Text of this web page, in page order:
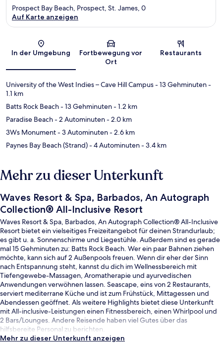
Karte
Prospect Bay Beach, Prospect, St. James, 0
Auf Karte anzeigen
In der Umgebung
Fortbewegung vor
Ort
Restaurants
University of the West Indies – Cave Hill Campus- 13 Gehminuten-
1.1 km
Batts Rock Beach- 13 Gehminuten- 1.2 km
Paradise Beach- 2 Autominuten- 2.0 km
3Ws Monument- 3 Autominuten- 2.6 km
Paynes Bay Beach (Strand)- 4 Autominuten- 3.4 km
Mehr zu dieser Unterkunft
Waves Resort & Spa, Barbados, An Autograph
Collection® All-Inclusive Resort
Waves Resort & Spa, Barbados, An Autograph Collection® All-Inclusive
Resort bietet ein vielseitiges Freizeitangebot für deinen Strandurlaub;
es gibt u. a. Sonnenschirme und Liegestühle. Außerdem sind es gerade
mal 15 Gehminuten zu: Batts Rock Beach. Wer ein paar Bahnen ziehen
möchte, kann sich auf 2 Außenpools freuen. Wenn dir eher der Sinn
nach Entspannung steht, kannst du dich im Wellnessbereich mit
Tiefengewebe-Massagen, Aromatherapie und ayurvedischen
Anwendungen verwöhnen lassen. Seascape, eins von 2 Restaurants,
serviert mediterrane Küche und ist zum Frühstück, Mittagessen und
Abendessen geöffnet. Als weitere Highlights bietet diese Unterkunft
mit All-inclusive-Leistungen einen Fitnessbereich, einen Whirlpool und
2 Bars/Lounges. Andere Reisende haben viel Gutes über das
hilfsbereite Personal zu berichten.
Mehr zu dieser Unterkunft anzeigen